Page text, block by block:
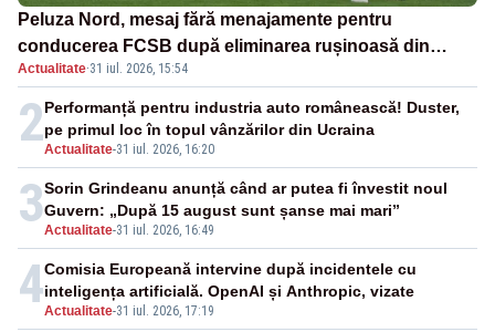
Peluza Nord, mesaj fără menajamente pentru
conducerea FCSB după eliminarea rușinoasă din
Conference League
Actualitate·31 iul. 2026, 15:54
2Actualitate-31 iul. 2026, 16:20
Performanță pentru industria auto românească! Duster,
pe primul loc în topul vânzărilor din Ucraina
3Actualitate-31 iul. 2026, 16:49
Sorin Grindeanu anunță când ar putea fi învestit noul
Guvern: „După 15 august sunt șanse mai mari”
4Actualitate-31 iul. 2026, 17:19
Comisia Europeană intervine după incidentele cu
inteligența artificială. OpenAI și Anthropic, vizate